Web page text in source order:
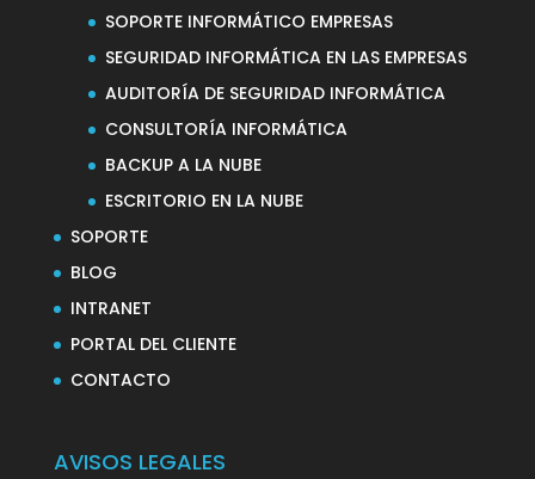
SOPORTE INFORMÁTICO EMPRESAS
SEGURIDAD INFORMÁTICA EN LAS EMPRESAS
AUDITORÍA DE SEGURIDAD INFORMÁTICA
CONSULTORÍA INFORMÁTICA
BACKUP A LA NUBE
ESCRITORIO EN LA NUBE
SOPORTE
BLOG
INTRANET
PORTAL DEL CLIENTE
CONTACTO
AVISOS LEGALES